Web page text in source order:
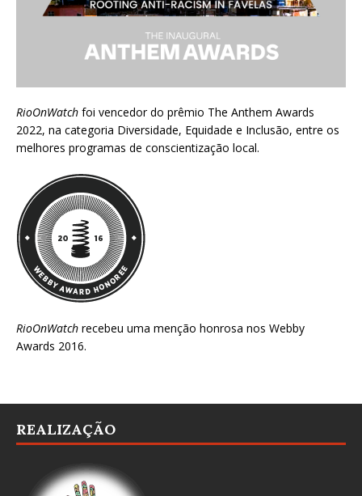
RioOnWatch foi vencedor do prêmio The Anthem Awards
2022, na categoria Diversidade, Equidade e Inclusão, entre os
melhores programas de conscientização local.
RioOnWatch recebeu uma menção honrosa nos Webby
Awards 2016.
REALIZAÇÃO